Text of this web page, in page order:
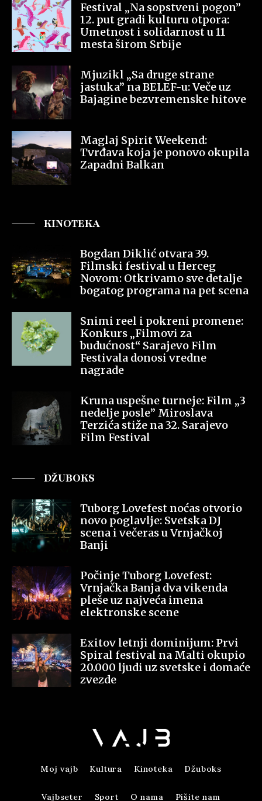
Festival „Na sopstveni pogon”
12. put gradi kulturu otpora:
Umetnost i solidarnost u 11
mesta širom Srbije
Mjuzikl „Sa druge strane
jastuka” na BELEF-u: Veče uz
Bajagine bezvremenske hitove
Maglaj Spirit Weekend:
Tvrđava koja je ponovo okupila
Zapadni Balkan
KINOTEKA
Bogdan Diklić otvara 39.
Filmski festival u Herceg
Novom: Otkrivamo sve detalje
bogatog programa na pet scena
Snimi reel i pokreni promene:
Konkurs „Filmovi za
budućnost“ Sarajevo Film
Festivala donosi vredne
nagrade
Kruna uspešne turneje: Film „3
nedelje posle” Miroslava
Terzića stiže na 32. Sarajevo
Film Festival
DŽUBOKS
Tuborg Lovefest noćas otvorio
novo poglavlje: Svetska DJ
scena i večeras u Vrnjačkoj
Banji
Počinje Tuborg Lovefest:
Vrnjačka Banja dva vikenda
pleše uz najveća imena
elektronske scene
Exitov letnji dominijum: Prvi
Spiral festival na Malti okupio
20.000 ljudi uz svetske i domaće
zvezde
Moj vajb Kultura Kinoteka Džuboks
Vajbseter Sport O nama Pišite nam